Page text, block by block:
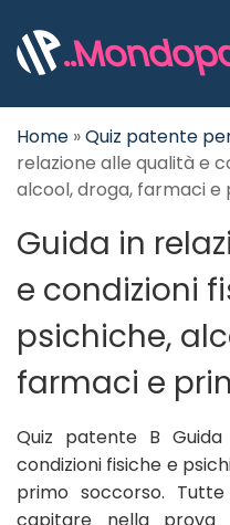
Home »Quiz patente
relazione alle qualità e
alcool, droga, farmaci e
Guida in
e condizioni
psichiche,
farmaci e
Quiz patente B
condizioni fisiche e
primo soccorso.